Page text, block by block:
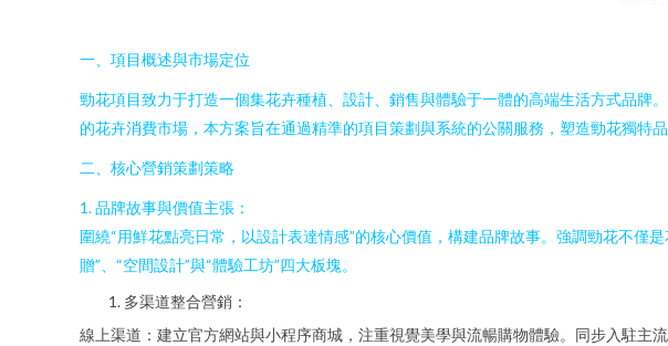
一、項目概述與市場定位
勁花項目致力于打造一個集花卉種植、設計、銷售與體驗于一體的高端生活方式品
的花卉消費市場，本方案旨在通過精準的項目策劃與系統的公關服務，塑造勁花獨特
二、核心營銷策劃策略
1. 品牌故事與價值主張：
圍繞“用鮮花點亮日常，以設計表達情感”的核心價值，構建品牌故事。強調勁花不僅
贈”、“空間設計”與“體驗工坊”四大板塊。
多渠道整合營銷：
線上渠道：建立官方網站與小程序商城，注重視覺美學與流暢購物體驗。同步入駐